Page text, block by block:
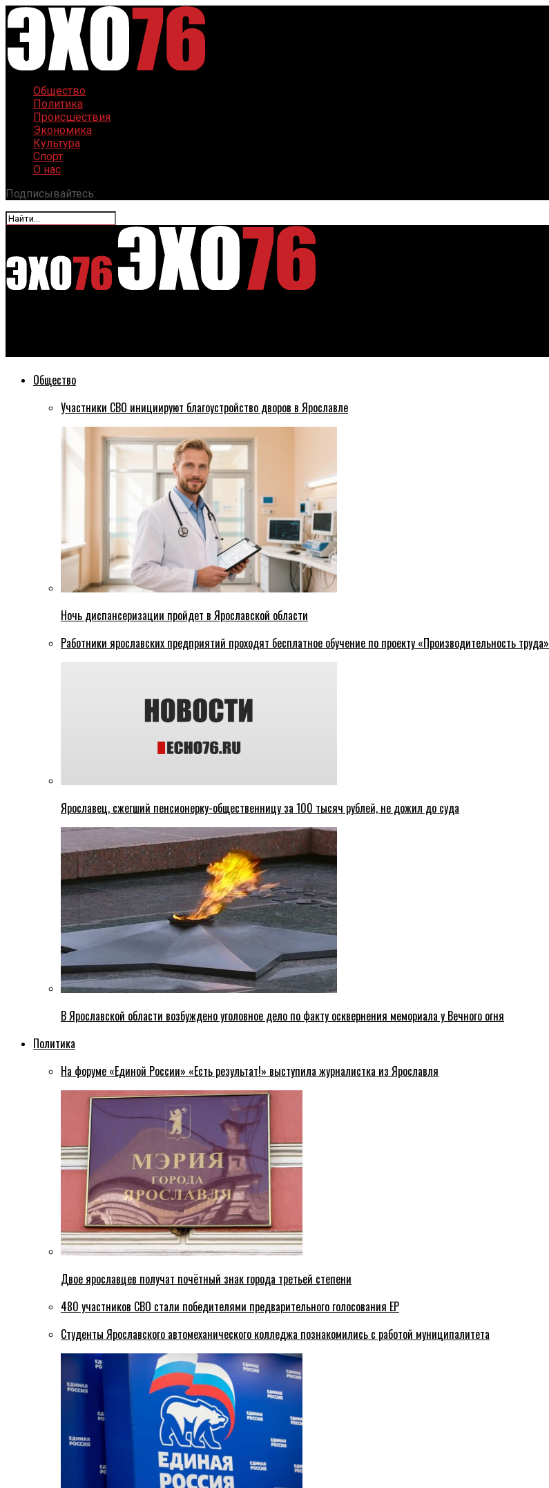
Общество
Политика
Происшествия
Экономика
Культура
Спорт
О нас
Подписывайтесь:
Общество
Участники СВО инициируют благоустройство дворов в Ярославле
Ночь диспансеризации пройдет в Ярославской области
Работники ярославских предприятий проходят бесплатное обучение по проекту «Производительность труда»
Ярославец, сжегший пенсионерку-общественницу за 100 тысяч рублей, не дожил до суда
В Ярославской области возбуждено уголовное дело по факту осквернения мемориала у Вечного огня
Политика
На форуме «Единой России» «Есть результат!» выступила журналистка из Ярославля
Двое ярославцев получат почётный знак города третьей степени
480 участников СВО стали победителями предварительного голосования ЕР
Студенты Ярославского автомеханического колледжа познакомились с работой муниципалитета